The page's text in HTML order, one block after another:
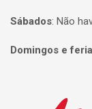
Sábados: Não
Domingos e